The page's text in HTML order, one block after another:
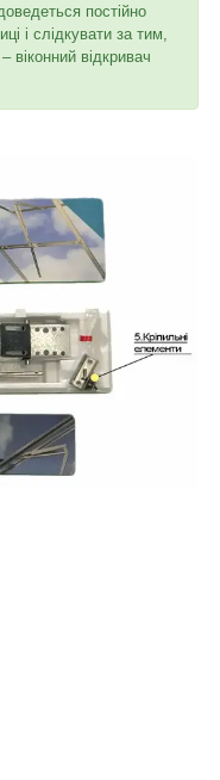
постійно
і слідкувати за тим,
віконний відкривач